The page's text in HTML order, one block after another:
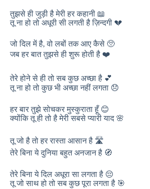
तुझसे ही जुड़ी है मेरी हर कहानी 📖
तू ना हो तो अधूरी सी लगती है ज़िन्दगी 💔
जो दिल में है, वो लबों तक आए कैसे 🥺
जब हर बात तुझसे ही शुरू होती है ❤️
तेरे होने से ही तो सब कुछ अच्छा है 💕
तू ना हो तो कुछ भी अच्छा नहीं लगता 😞
हर बार तुझे सोचकर मुस्कुराता हूँ 😊
क्योंकि तू ही तो है मेरी सबसे प्यारी याद 🌸
तू जो है तो हर रास्ता आसान है 🛣️
तेरे बिना ये दुनिया बहुत अनजान है 🧭
तेरे बिना ये दिल अधूरा सा लगता है 😔
तू जो साथ हो तो सब कुछ पूरा लगता है 🎯